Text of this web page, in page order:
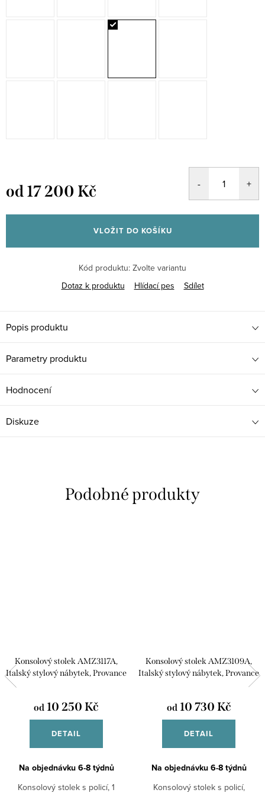
od17 200 Kč
cena:
VLOŽIT DO KOŠÍKU
Kód produktu: Zvolte variantu
Dotaz k produktu
Hlídací pes Sdílet
Popis produktu
Parametry produktu
Hodnocení
Diskuze
Konsolový stolek AMZ3117A,
Italský stylový nábytek, Provance
od 10 250 Kč
DETAIL
Na objednávku 6-8 týdnů
Konsolový stolek s policí, 1
Konsolový stolek AMZ3109A,
Italský stylový nábytek, Provance
od10 730 Kč
DETAIL
Na objednávku 6-8 týdnů
Konsolový stolek s policí,